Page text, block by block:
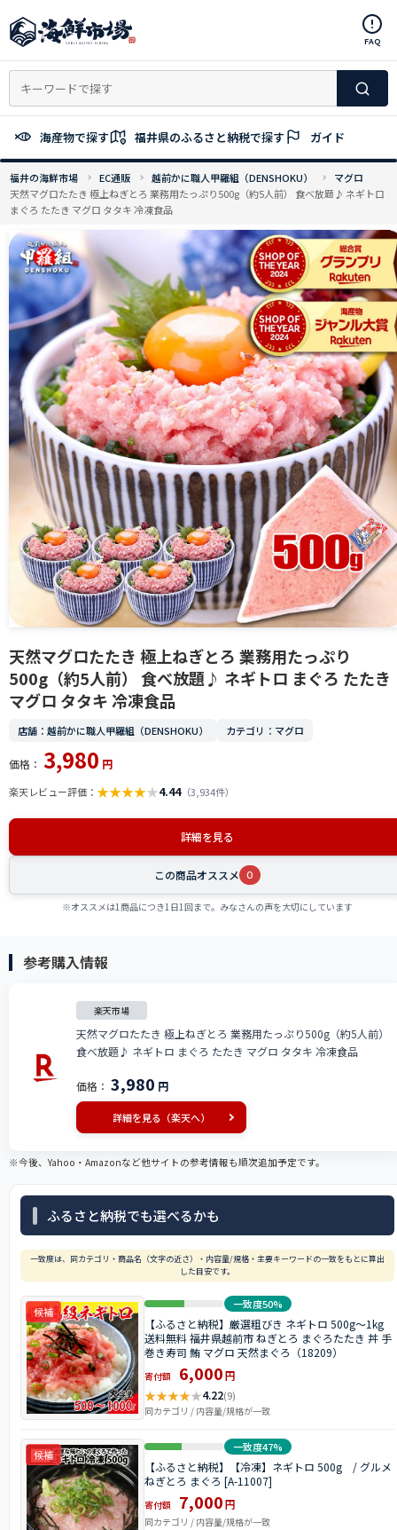
ン
ン
へ
ッ
プ
FAQ
海産物で探す 福井県のふるさと納税で探す ガイド
福井の海鮮市場 EC通販 越前かに職人甲羅組（DENSHOKU）
マグロ
天然マグロたたき 極上ねぎとろ 業務用たっぷり500g（約5人前） 食べ放題♪ ネギトロ
まぐろ たたき マグロ タタキ 冷凍食品
天然マグロたたき 極上ねぎとろ 業務用たっぷり
500g（約5人前） 食べ放題♪ ネギトロ まぐろ たたき
マグロ タタキ 冷凍食品
店舗：越前かに職人甲羅組（DENSHOKU） カテゴリ：マグロ
価格： 3,980 円
楽天レビュー評価： ★★★★★4.44（3,934件）
詳細を見る
この商品オススメ 0
※オススメは1商品につき1日1回まで。みなさんの声を大切にしています
参考購入情報
楽天市場
天然マグロたたき 極上ねぎとろ 業務用たっぷり500g（約5人前）
食べ放題♪ ネギトロ まぐろ たたき マグロ タタキ 冷凍食品
価格： 3,980 円
詳細を見る（楽天へ）
※今後、Yahoo・Amazonなど他サイトの参考情報も順次追加予定です。
ふるさと納税でも選べるかも
一致度は、同カテゴリ・商品名（文字の近さ）・内容量/規格・主要キーワードの一致をもとに算出
した目安です。
候補
一致度50%
【ふるさと納税】厳選粗びき ネギトロ 500g～1kg
送料無料 福井県越前市 ねぎとろ まぐろたたき 丼 手
巻き寿司 鮪 マグロ 天然まぐろ（18209）
寄付額 6,000円
★★★★★4.22(9)
同カテゴリ / 内容量/規格が一致
候補
一致度47%
【ふるさと納税】【冷凍】ネギトロ 500g / グルメ
ねぎとろ まぐろ [A-11007]
寄付額 7,000円
同カテゴリ / 内容量/規格が一致